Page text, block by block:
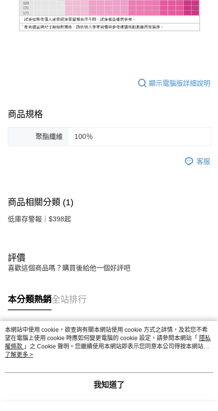
顯示電腦版詳細說明
商品規格
聚酯纖維 100％
客服
商品相關分類 (1)
低庫存警報｜$398起
評價
喜歡這個商品嗎？購買後給他一個好評吧
本分類熱銷全站排行
熱門標籤
本網站中使用 cookie，欲查詢有關本網站使用 cookie 方式之詳情，及若您不希
望在電腦上使用 cookie 時應如何變更電腦的 cookie 設定，請參閱本網站「 隱私
權條款 」之 Cookie 聲明。您繼續使用本網站即表示您同意本公司得按本網站使
用條款之 Cookie 聲明使用 cookie。
了解更多 >
我知道了